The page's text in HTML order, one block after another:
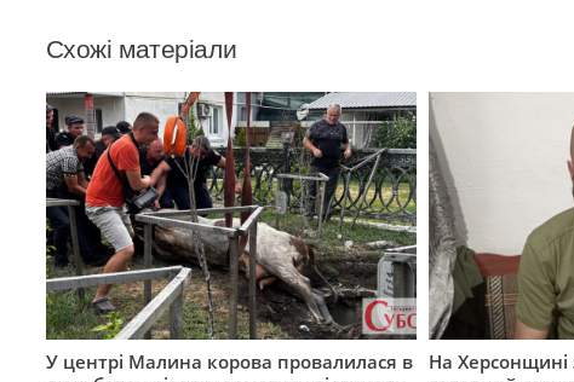
Схожі матеріали
У центрі Малина корова провалилася в
На Херсонщині